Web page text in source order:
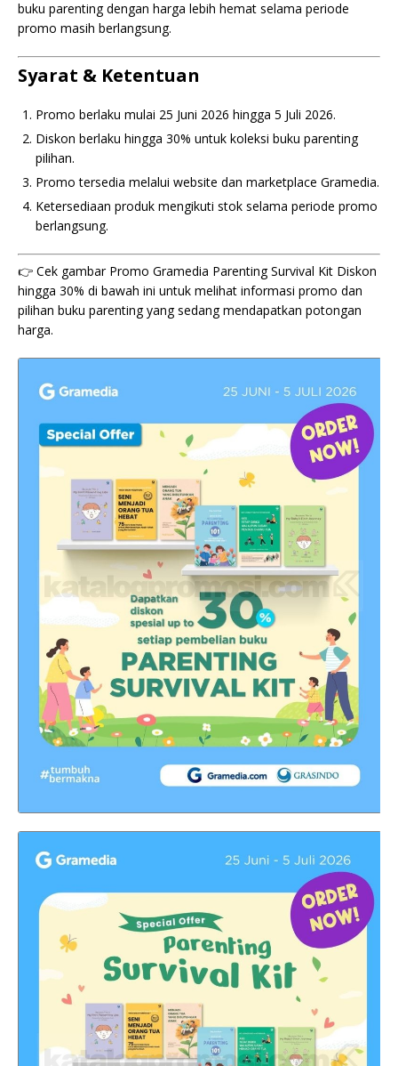
buku parenting dengan harga lebih hemat selama periode
promo masih berlangsung.
Syarat & Ketentuan
Promo berlaku mulai 25 Juni 2026 hingga 5 Juli 2026.
Diskon berlaku hingga 30% untuk koleksi buku parenting
pilihan.
Promo tersedia melalui website dan marketplace Gramedia.
Ketersediaan produk mengikuti stok selama periode promo
berlangsung.
👉 Cek gambar Promo Gramedia Parenting Survival Kit Diskon
hingga 30% di bawah ini untuk melihat informasi promo dan
pilihan buku parenting yang sedang mendapatkan potongan
harga.